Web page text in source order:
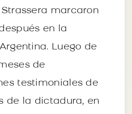
marcaron
en la
Luego de
de
testimoniales de
de la dictadura, en